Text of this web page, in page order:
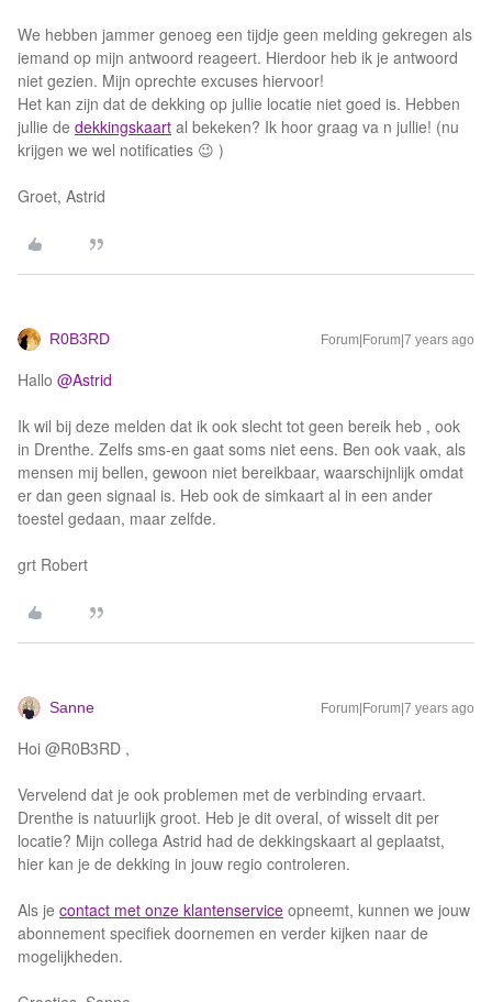
We hebben jammer genoeg een tijdje geen melding gekregen als
iemand op mijn antwoord reageert. Hierdoor heb ik je antwoord
niet gezien. Mijn oprechte excuses hiervoor!
Het kan zijn dat de dekking op jullie locatie niet goed is. Hebben
jullie de dekkingskaart al bekeken? Ik hoor graag va n jullie! (nu
krijgen we wel notificaties 😉 )
Groet, Astrid
R0B3RD Forum|Forum|7 years ago
Hallo @Astrid
Ik wil bij deze melden dat ik ook slecht tot geen bereik heb , ook
in Drenthe. Zelfs sms-en gaat soms niet eens. Ben ook vaak, als
mensen mij bellen, gewoon niet bereikbaar, waarschijnlijk omdat
er dan geen signaal is. Heb ook de simkaart al in een ander
toestel gedaan, maar zelfde.
grt Robert
Sanne Forum|Forum|7 years ago
Hoi @R0B3RD ,
Vervelend dat je ook problemen met de verbinding ervaart.
Drenthe is natuurlijk groot. Heb je dit overal, of wisselt dit per
locatie? Mijn collega Astrid had de dekkingskaart al geplaatst,
hier kan je de dekking in jouw regio controleren.
Als je contact met onze klantenservice opneemt, kunnen we jouw
abonnement specifiek doornemen en verder kijken naar de
mogelijkheden.